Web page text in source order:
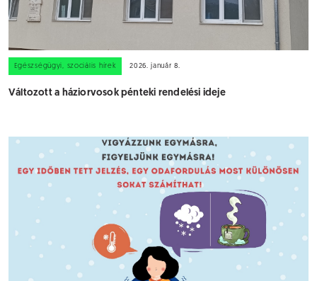
Egészségügyi, szociális hírek 2026. január 8.
Változott a háziorvosok pénteki rendelési ideje